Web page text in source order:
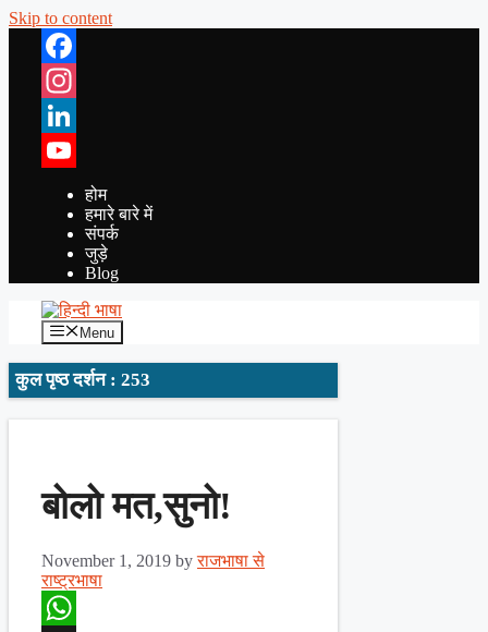
Skip to content
Facebook
Instagram
LinkedIn
YouTube
होम
हमारे बारे में
संपर्क
जुड़े
Blog
Menu
कुल पृष्ठ दर्शन : 253
बोलो मत,सुनो!
November 1, 2019 byराजभाषा से
राष्ट्रभाषा